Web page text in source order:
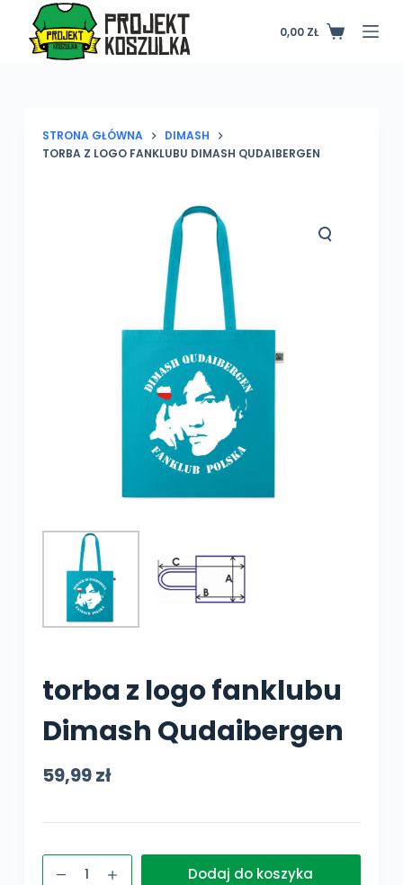
Koszyk
0,00 ZŁ
STRONA GŁÓWNA
DIMASH
TORBA Z LOGO FANKLUBU DIMASH QUDAIBERGEN
torba z logo fanklubu
Dimash Qudaibergen
59,99zł
ilość
Dodaj do koszyka